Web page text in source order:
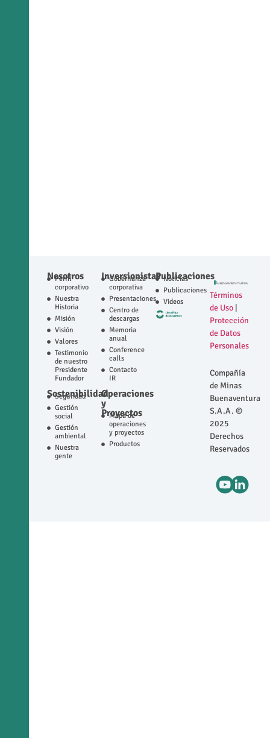
Nosotros
Perfil
corporativo
Nuestra
Historia
Misión
Visión
Valores
Testimonio
de nuestro
Presidente
Fundador
Sostenibilidad
Seguridad
Gestión
social
Gestión
ambiental
Nuestra
gente
Inversionistas
Gobernanza
corporativa
Presentaciones
Centro de
descargas
Memoria
anual
Conference
calls
Contacto
IR
Operaciones
y
Proyectos
Mapa de
operaciones
y proyectos
Productos
Publicaciones
Noticias
Publicaciones
Videos
Términos
de Uso
Protección
de Datos
Personales
Compañía
de Minas
Buenaventura
S.A.A. ©
2025
Derechos
Reservados